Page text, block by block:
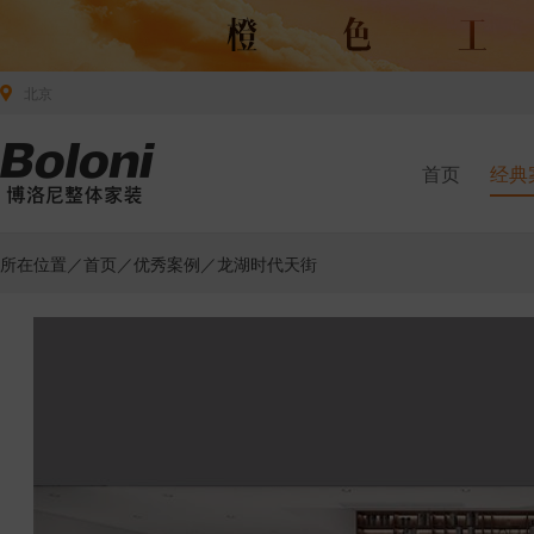
首页 经典
所在位置／首页 ／优秀案例 ／龙湖时代天街